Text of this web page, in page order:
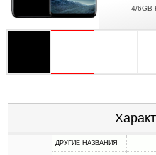
4/6GB
ДРУГИЕ НАЗВАНИЯ